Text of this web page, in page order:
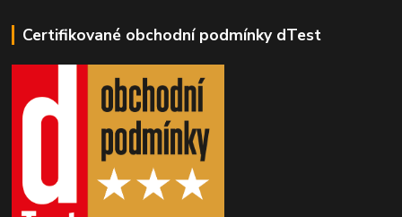
Certifikované obchodní podmínky dTest